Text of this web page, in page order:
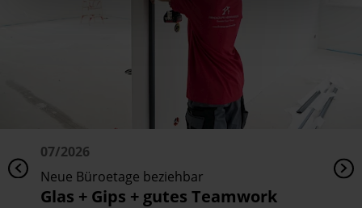
07/2026
Neue Büroetage beziehbar
Glas + Gips + gutes Teamwork